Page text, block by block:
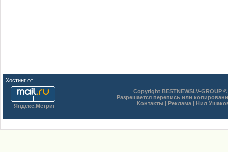
Хостинг от
Copyright BESTNEWSLV-GROUP
Разрешается перепись или
Контакты | Реклама | Нил